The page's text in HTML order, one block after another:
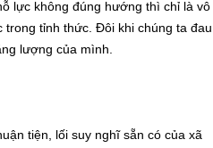
lực không đúng hướng thì chỉ là vô
tỉnh thức. Đôi khi chúng ta đau
lượng của mình.
tiện, lối suy nghĩ sẵn có của xã